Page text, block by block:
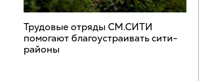
Трудовые отряды СМ.СИТИ
помогают благоустраивать сити-
районы